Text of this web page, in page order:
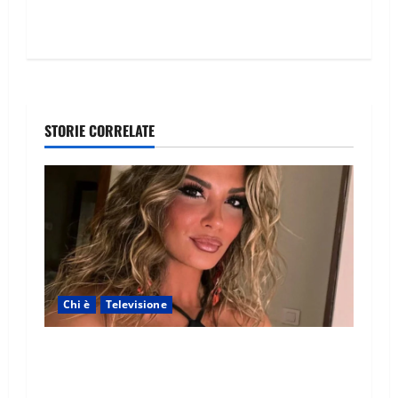
STORIE CORRELATE
Chi è Televisione